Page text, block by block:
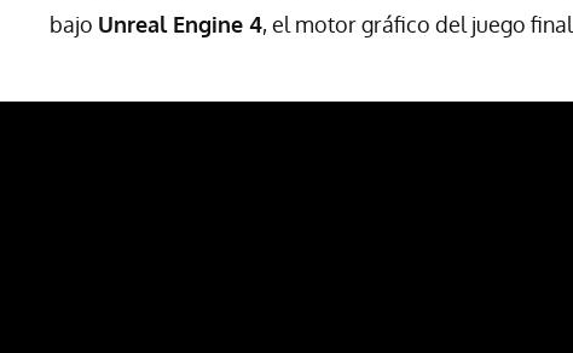
bajo Unreal Engine 4, el motor gráfico del juego final.